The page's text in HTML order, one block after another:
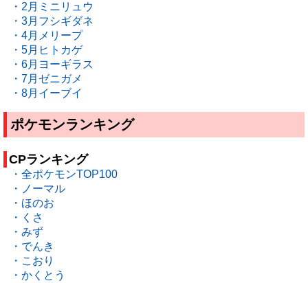
・2月ミニリュウ
・3月フシギダネ
・4月メリープ
・5月ヒトカゲ
・6月ヨーギラス
・7月ゼニガメ
・8月イーブイ
ポケモンランキング
CPランキング
・全ポケモンTOP100
・ノーマル
・ほのお
・くさ
・みず
・でんき
・こおり
・かくとう